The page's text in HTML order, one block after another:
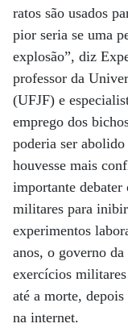
ratos são usados
pior seria se uma
explosão”, diz
professor da
(UFJF) e
emprego dos
poderia ser
houvesse mais
importante debater
militares para
experimentos
anos, o governo
exercícios militares
até a morte,
na internet.